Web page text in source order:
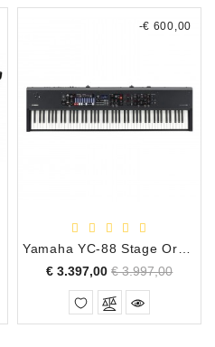
-€ 600,00
Yamaha YC-88 Stage Organ Keyboard, 88 Toetsen Gewogen
€ 3.397,00 Normale
prijs
€ 3.997,00Prijs